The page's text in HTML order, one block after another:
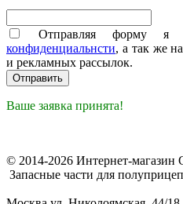
Отправляя форму я
конфиденциальнсти, а так же
и рекламных рассылок.
Ваше заявка принята!
© 2014-2026 Интернет-магазин
Запасные части для